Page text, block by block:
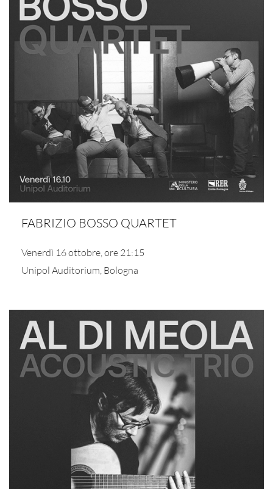
FABRIZIO BOSSO QUARTET
Venerdì 16 ottobre, ore 21:15
Unipol Auditorium, Bologna